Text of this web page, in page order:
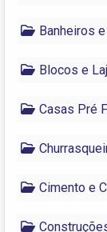
Banheiros
Blocos e
Casas Pré
Cimento e